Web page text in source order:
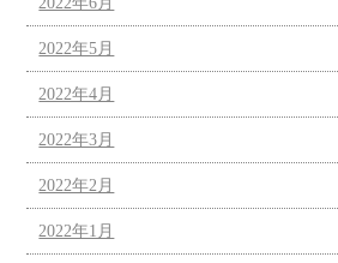
2022年5月
2022年4月
2022年3月
2022年2月
2022年1月